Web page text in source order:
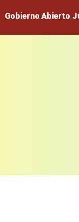
Gobierno Abierto